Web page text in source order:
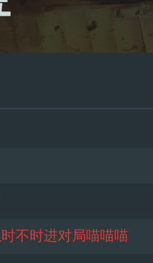
不时进对局喵喵喵